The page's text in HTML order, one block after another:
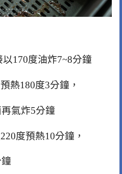
170度油炸7~8分鐘
熱180度3分鐘，
氣炸5分鐘
度預熱10分鐘，